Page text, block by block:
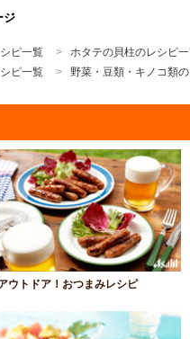
ジ
ピ一覧
ホタテの貝柱のレシピ
ピ一覧 野菜・豆類・キノコ類
ウトドア！おつまみレシピ